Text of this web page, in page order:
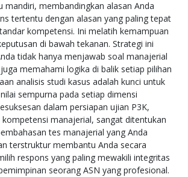
mandiri, membandingkan alasan Anda
tertentu dengan alasan yang paling tepat
kompetensi. Ini melatih kemampuan
di bawah tekanan. Strategi ini
tidak hanya menjawab soal manajerial
memahami logika di balik setiap pilihan
analisis studi kasus adalah kunci untuk
sempurna pada setiap dimensi
dalam persiapan ujian P3K,
kompetensi manajerial, sangat ditentukan
tes manajerial yang Anda
terstruktur membantu Anda secara
respons yang paling mewakili integritas
seorang ASN yang profesional.